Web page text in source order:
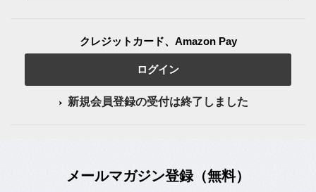
クレジットカード、Amazon Pay
ログイン
新規会員登録の受付は終了しました
メールマガジン登録（無料）